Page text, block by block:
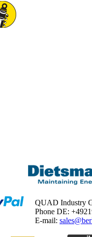
QUAD Industry
Phone DE:
E-mail: